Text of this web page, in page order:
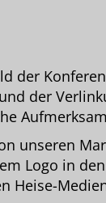
der
der
unseren
Logo in den
Heise-